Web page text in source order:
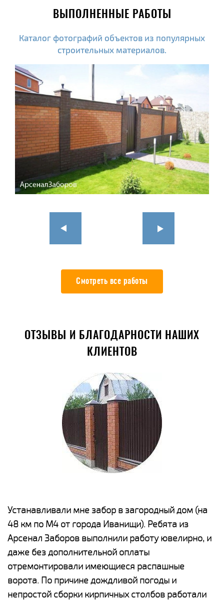
ВЫПОЛНЕННЫЕ РАБОТЫ
Каталог фотографий объектов из популярных
строительных материалов.
Смотреть все работы
ОТЗЫВЫ И БЛАГОДАРНОСТИ НАШИХ
КЛИЕНТОВ
Устанавливали мне забор в загородный дом (на
48 км по М4 от города Иванищи). Ребята из
Арсенал Заборов выполнили работу ювелирно, и
даже без дополнительной оплаты
отремонтировали имеющиеся распашные
ворота. По причине дождливой погоды и
непростой сборки кирпичных столбов работали